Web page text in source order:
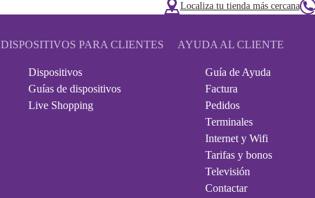
Localiza tu tienda más cercana
DISPOSITIVOS PARA CLIENTES
Dispositivos
Guías de dispositivos
Live Shopping
AYUDA AL CLIENTE
Guía de Ayuda
Factura
Pedidos
Terminales
Internet y Wifi
Tarifas y bonos
Televisión
Contactar